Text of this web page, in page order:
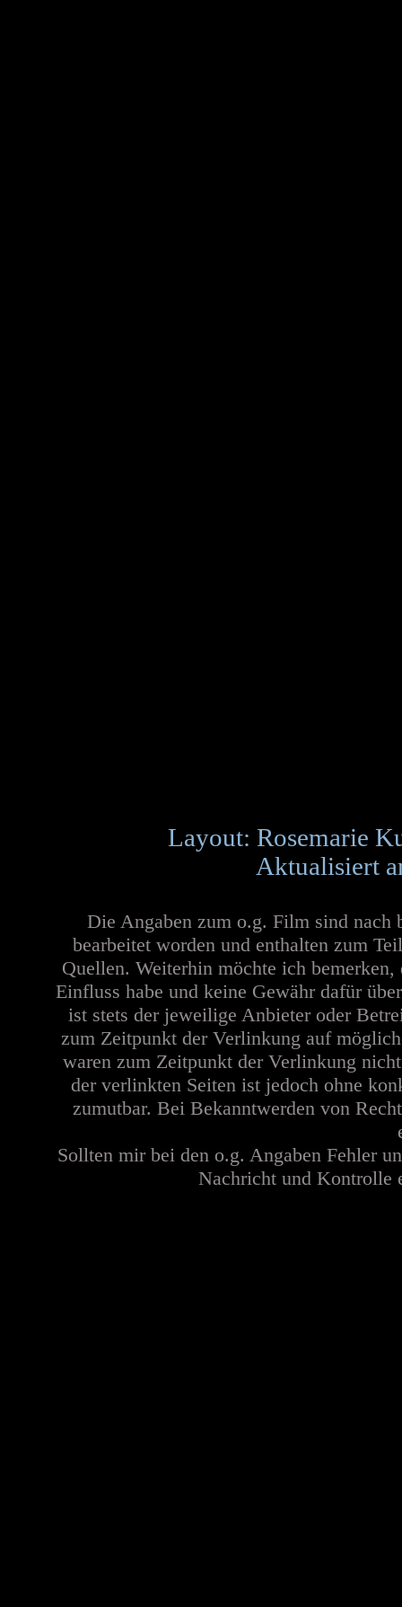
Layout: Rosemarie
Aktualisiert
Die Angaben zum o.g. Film sind nach
bearbeitet worden und enthalten zum
Quellen. Weiterhin möchte ich
Einfluss habe und keine Gewähr dafür
ist stets der jeweilige Anbieter oder
zum Zeitpunkt der Verlinkung auf
waren zum Zeitpunkt der Verlinkung
der verlinkten Seiten ist jedoch ohne
zumutbar. Bei Bekanntwerden von
Sollten mir bei den o.g. Angaben Fehler
Nachricht und Kontrolle